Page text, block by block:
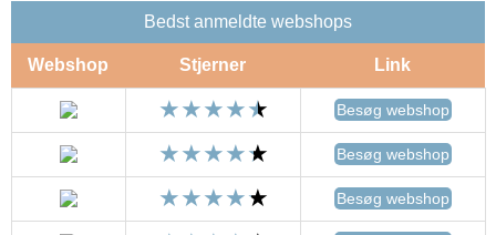
Bedst anmeldte webshops
Webshop Stjerner Link
Besøg webshop
Besøg webshop
Besøg webshop